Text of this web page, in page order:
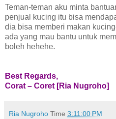
Teman-teman aku minta
penjual kucing itu bisa
dia bisa memberi makan
ada yang mau bantu untuk
boleh hehehe.
Best Regards,
Corat – Coret [Ria Nugroho]
Ria Nugroho Time 3:11:00 PM